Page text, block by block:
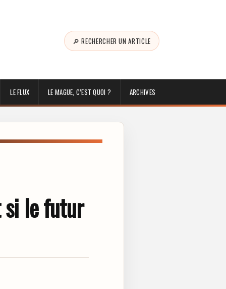
🔎 RECHERCHER UN ARTICLE
LE FLUX LE MAGUE, C’EST QUOI ? ARCHIVES
si le futur